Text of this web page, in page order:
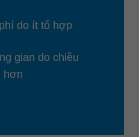
do ít tổ hợp
gian do chiều
hơn